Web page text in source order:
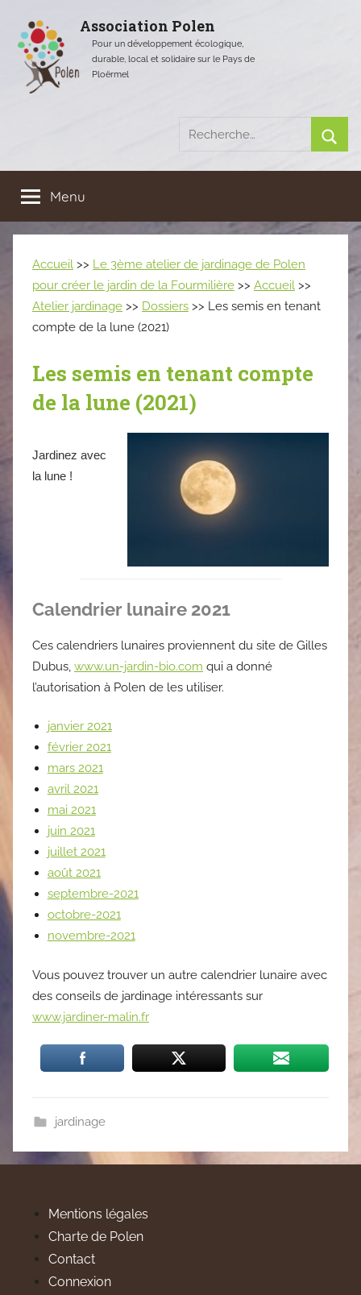
contenu
Association Polen
Pour un développement écologique,
durable, local et solidaire sur le Pays de
Ploërmel
Recherche
:
Menu
Accueil >> Le 3ème atelier de jardinage de Polen
pour créer le jardin de la Fourmilière >> Accueil >>
Atelier jardinage >> Dossiers >> Les semis en tenant
compte de la lune (2021)
Les semis en tenant compte
de la lune (2021)
Jardinez avec
la lune !
Calendrier lunaire 2021
Ces calendriers lunaires proviennent du site de Gilles
Dubus, www.un-jardin-bio.com qui a donné
l’autorisation à Polen de les utiliser.
janvier 2021
février 2021
mars 2021
avril 2021
mai 2021
juin 2021
juillet 2021
août 2021
septembre-2021
octobre-2021
novembre-2021
Vous pouvez trouver un autre calendrier lunaire avec
des conseils de jardinage intéressants sur
www.jardiner-malin.fr
jardinage
Mentions légales
Charte de Polen
Contact
Connexion